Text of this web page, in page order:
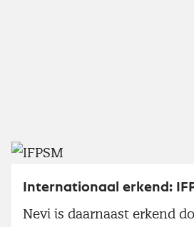
Internationaal erkend:
Nevi is daarnaast erkend